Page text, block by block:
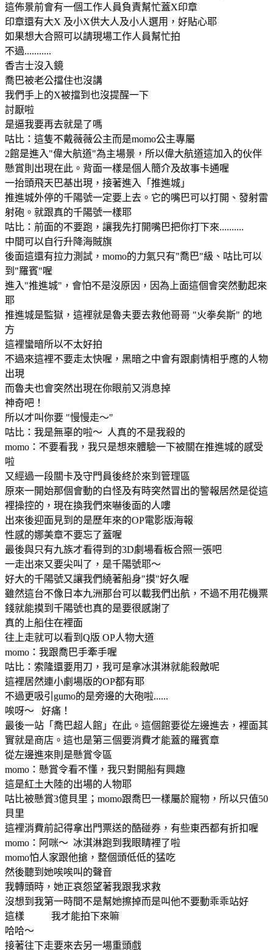
這佈景前會有一個工作人員負責幫忙蓋X印章
印章還有大X 及小X供大人及小人選用，好貼心耶
如果想大合照可以請現場工作人員幫忙拍
不過...........
香吉士沒入鏡
喬巴被老公擋住也沒講
我們手上的X被擋到也沒提醒一下
討厭啦
是逼我要再去就是了嗎
咕比：這隻不戴薇薇公主而是momo公主專屬
2館是進入"偉大航道"為主場景，所以偉大航道這加入的伙伴
懸賞則出現在此。背面一樣是個人簡介及故事卡通喔
一抬頭飛天巴基出現，接著進入「推進城」
推進城外停的千陽號一定要上去。它的嘴巴可以打開、發射雷
射砲。就跟真的千陽號一樣耶
咕比：前面的不要跑，讓我先打開嘴巴把你打下來..........
中間可以自行升降海賊旗
後面這還有拉力測試，momo的力氣只有"喬巴"級、咕比可以
到"羅賓"喔
進入"推進城"，會怕不是沒原因，因為上面這個會突然動起來
耶
推進城是監獄，這裡就是魯夫要去救他哥哥 "火拳矣斯" 的地
方
這裡蠻暗所以不太好拍
不過來這裡不要走太快喔，黑暗之中會有跟劇情相乎應的人物
出現
而魯夫也會突然出現在你眼前又消息掉
神奇吧！
所以才叫你要 "慢慢走～"
咕比：我是無辜的啦～ 人真的不是我殺的
momo：不要看我，我只是想來體驗一下被關在推進城的感受
啦
又經過一段關卡及守門員後終於來到管理區
原來一開始那個會動的白怪及有時突然冒出的警報居然是從這
裡操控的，現在換我們來嚇後面的人嘍
出來後迎面見到的是歷年來的OP電影版海報
性感的娜美章不要忘了蓋喔
最後與只有九族才看得到的3D劇場看板合照一張吧
一走出來又要尖叫了，是千陽號耶～
好大的千陽號又讓我們繞著船身"摸"好久喔
雖然這台不像日本九洲那台可以載我們出航，不過不用花機票
錢就能摸到千陽號也真的是要很感謝了
真的上船住在裡面
往上走就可以看到Q版 OP人物大道
momo：我跟喬巴手牽手喔
咕比：索隆還要用刀，我可是拿冰淇淋就能殺敵呢
這裡居然連小劇場版的OP都有耶
不過更吸引gumo的是旁邊的大砲啦......
唉呀～ 好痛！
最後一站「喬巴超人館」在此。這個館要從左邊進去，裡面其
實就是商店。這也是第三個要消費才能蓋的羅賓章
從左邊進來則是懸賞令區
momo：懸賞令看不懂，我只對開船有興趣
這是紅土大陸的出場的人物耶
咕比被懸賞3億貝里；momo跟喬巴一樣屬於寵物，所以只值50
貝里
這裡消費前記得拿出門票送的酷碰券，有些東西都有折扣喔
momo：阿咪～ 冰淇淋跑到我眼睛裡了啦
momo怕人家跟他搶，整個頭低低的猛吃
然後聽到她唉唉叫的聲音
我轉頭時，她正哀怨望著我跟我求救
沒想到我第一時間不是幫她擦掉而是叫他不要動乖乖站好
這樣 我才能拍下來嘛
哈哈～
接著往下走要來去另一場重頭戲